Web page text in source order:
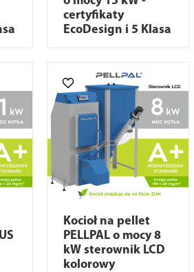
certyfikaty
EcoDesign i 5 Klasa
Kocioł na pellet
PELLPAL o mocy 8
kW sterownik LCD
kolorowy